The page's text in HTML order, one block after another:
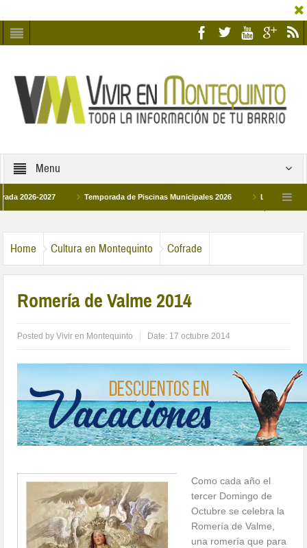
Menu
2027 Temporada de Piscinas Municipales 2026 Los Campus de
Home Cultura en Montequinto Cofrade
Romería de Valme 2014
Posted byVivir en Montequinto Date: 17 octubre 2014
Como cada año el
tercer Domingo de
Octubre se celebra la
Romería de Valme,
una romería que para